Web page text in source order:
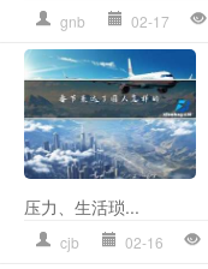
gnb 02-17
压力、生活琐...
cjb 02-16